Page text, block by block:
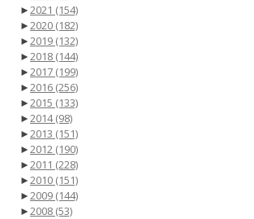
►2021 (154)
►2020 (182)
►2019 (132)
►2018 (144)
►2017 (199)
►2016 (256)
►2015 (133)
►2014(98)
►2013 (151)
►2012 (190)
►2011 (228)
►2010 (151)
►2009 (144)
►2008 (53)